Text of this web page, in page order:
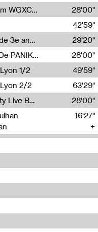
Radia Show #1090 : Radia Wave Farm WGXC Corey De Juan Sherrard Jr Startalk
28'00"
42'59"
Regilote / Live avec les étudiant·es de 3e année de l'EMA
Nima Henryon,Athéna Noël,Amir Genillon,Ibourayane Ahmadi,Manelle Cherrih,Honorine Gibello,John Weeber,Manon Joseph
29'20"
Radia Show #1089 : MOUVEMENT De PANIK (Radio Panik)
28'00"
1/2
49'59"
2/2
63'29"
Radia Show #1088 : Statue Of Liberty Live By Ed Baxter (Resonance)
28'00"
16'27"